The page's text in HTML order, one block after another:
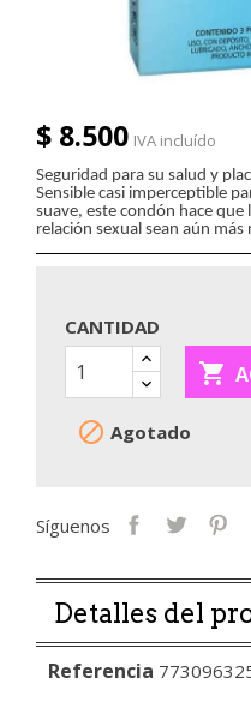
$ 8.500 IVA incluído
Seguridad para su salud y
Sensible casi imperceptible
suave, este condón hace
relación sexual sean aún más
CANTIDAD

 Agotado
Síguenos
Detalles del
Referencia